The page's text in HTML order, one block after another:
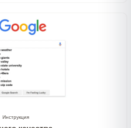
Инструкция